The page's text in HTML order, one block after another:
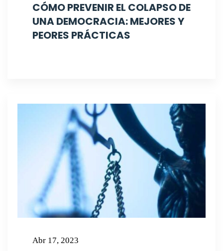
CÓMO PREVENIR EL COLAPSO DE
UNA DEMOCRACIA: MEJORES Y
PEORES PRÁCTICAS
Abr 17, 2023